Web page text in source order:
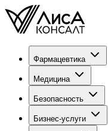
Фармацевтика
Медицина
Безопасность
Бизнес-услуги